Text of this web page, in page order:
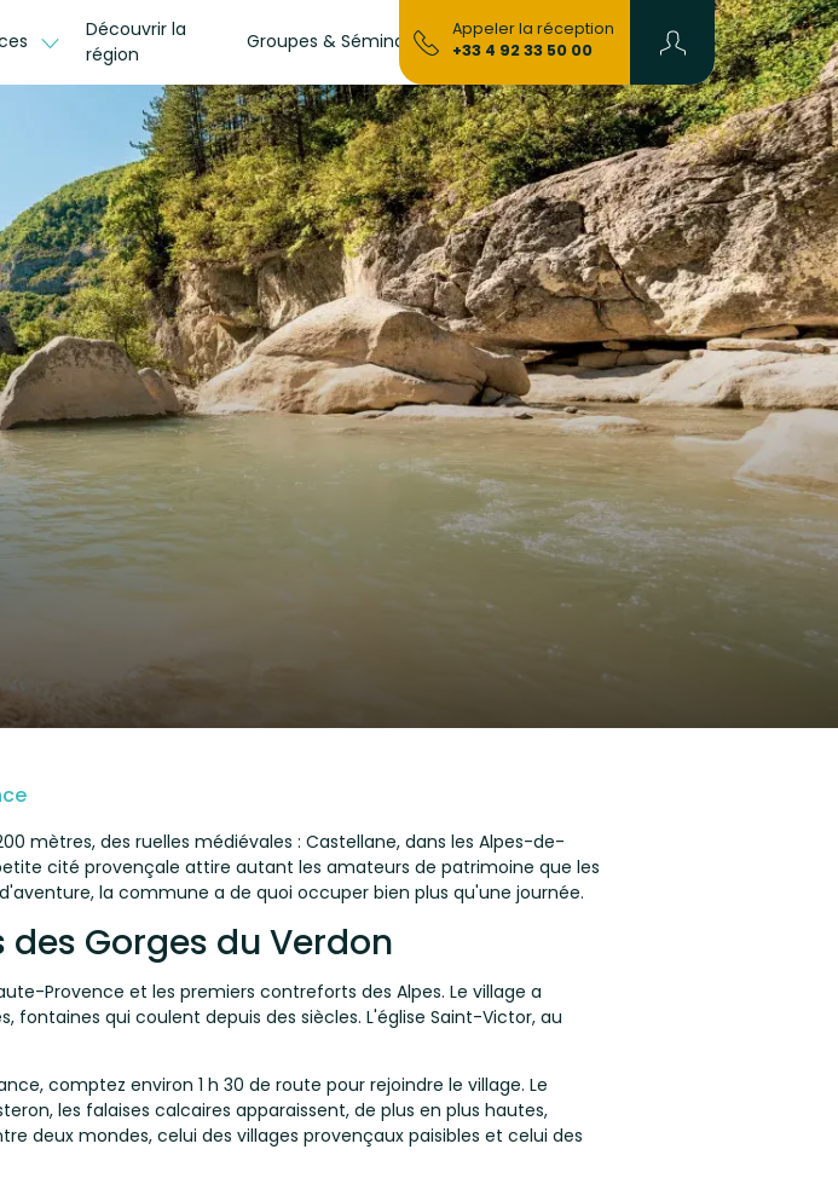
Découvrir la
région
Groupes & Séminaires
Devenir
Propriétaire
Blog
Appeler la réception
+33 4 92 33 50 00
mètres, des ruelles médiévales : Castellane, dans les Alpes-de-
cité provençale attire autant les amateurs de patrimoine que les
la commune a de quoi occuper bien plus qu'une journée.
Gorges du Verdon
Provence et les premiers contreforts des Alpes. Le village a
qui coulent depuis des siècles. L'église Saint-Victor, au
comptez environ 1 h 30 de route pour rejoindre le village. Le
les falaises calcaires apparaissent, de plus en plus hautes,
deux mondes, celui des villages provençaux paisibles et celui des